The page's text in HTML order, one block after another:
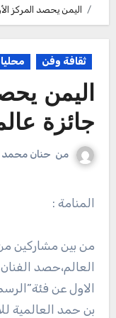
اليمن يحصد المركز
ثقافة وفن
اليمن
جائزة
من حنان محمد
المنامة :
العالم،حصد
الاول عن
بن حمد العالمية